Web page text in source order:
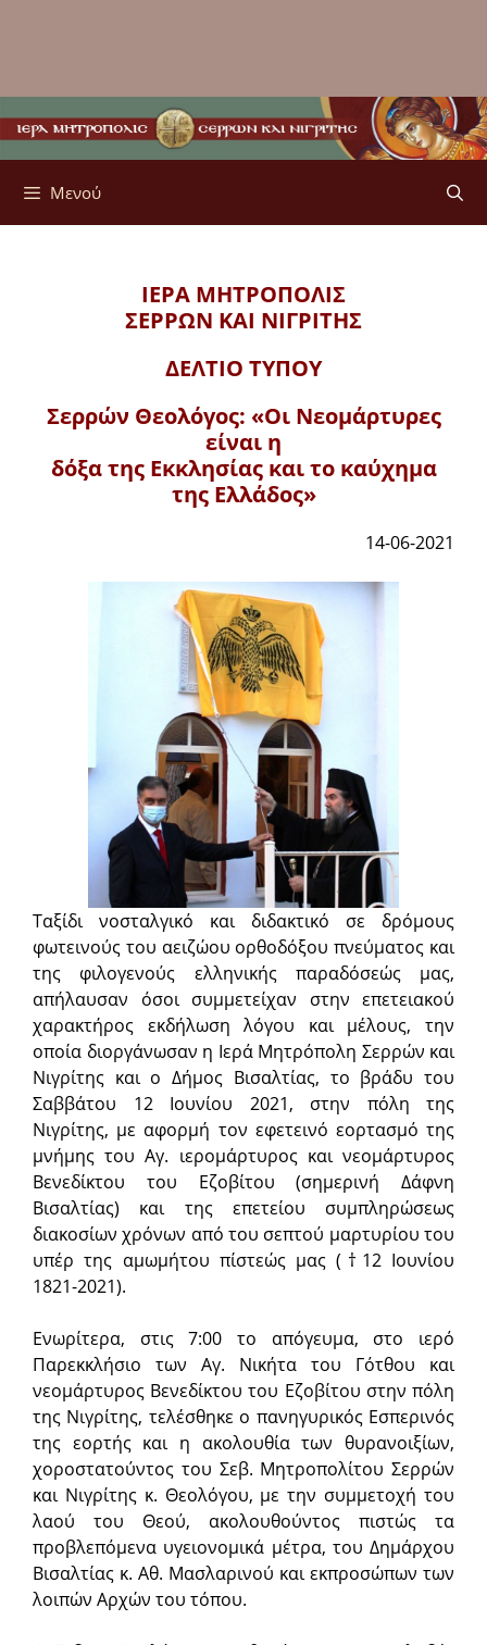
Μενού
ΙΕΡΑ ΜΗΤΡΟΠΟΛΙΣ
ΣΕΡΡΩΝ ΚΑΙ ΝΙΓΡΙΤΗΣ
ΔΕΛΤΙΟ ΤΥΠΟΥ
Σερρών Θεολόγος: «Οι Νεομάρτυρες
είναι η
δόξα της Εκκλησίας και το καύχημα
της Ελλάδος»
14-06-2021
Ταξίδι νοσταλγικό και διδακτικό σε δρόμους
φωτεινούς του αειζώου ορθοδόξου πνεύματος και
της φιλογενούς ελληνικής παραδόσεώς μας,
απήλαυσαν όσοι συμμετείχαν στην επετειακού
χαρακτήρος εκδήλωση λόγου και μέλους, την
οποία διοργάνωσαν η Ιερά Μητρόπολη Σερρών και
Νιγρίτης και ο Δήμος Βισαλτίας, το βράδυ του
Σαββάτου 12 Ιουνίου 2021, στην πόλη της
Νιγρίτης, με αφορμή τον εφετεινό εορτασμό της
μνήμης του Αγ. ιερομάρτυρος και νεομάρτυρος
Βενεδίκτου του Εζοβίτου (σημερινή Δάφνη
Βισαλτίας) και της επετείου συμπληρώσεως
διακοσίων χρόνων από του σεπτού μαρτυρίου του
υπέρ της αμωμήτου πίστεώς μας (†12 Ιουνίου
1821-2021).
Ενωρίτερα, στις 7:00 το απόγευμα, στο ιερό
Παρεκκλήσιο των Αγ. Νικήτα του Γότθου και
νεομάρτυρος Βενεδίκτου του Εζοβίτου στην πόλη
της Νιγρίτης, τελέσθηκε ο πανηγυρικός Εσπερινός
της εορτής και η ακολουθία των θυρανοιξίων,
χοροστατούντος του Σεβ. Μητροπολίτου Σερρών
και Νιγρίτης κ. Θεολόγου, με την συμμετοχή του
λαού του Θεού, ακολουθούντος πιστώς τα
προβλεπόμενα υγειονομικά μέτρα, του Δημάρχου
Βισαλτίας κ. Αθ. Μασλαρινού και εκπροσώπων των
λοιπών Αρχών του τόπου.